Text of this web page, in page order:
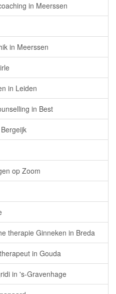
in Meerssen
in Meerssen
in Leiden
in Best
op Zoom
therapie Ginneken in Breda
in Gouda
in 's-Gravenhage